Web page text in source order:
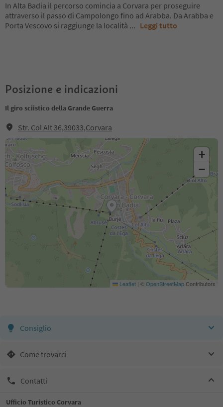
In Alta Badia il percorso comincia a Corvara per proseguire
attraverso il passo di Campolongo fino ad Arabba. Da Arabba e
Porta Vescovo si raggiunge la località ... Leggi tutto
Posizione e indicazioni
Il giro sciistico della Grande Guerra
Str. Col Alt 36,39033,Corvara
+
−
Leaflet | ©OpenStreetMapContributors
Consiglio
Come trovarci
Contatti
Ufficio Turistico Corvara